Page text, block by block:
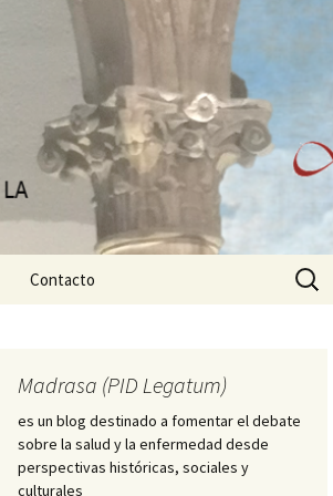
Contacto
Buscar:
Madrasa (PID Legatum)
es un blog destinado a fomentar el debate
sobre la salud y la enfermedad desde
perspectivas históricas, sociales y
culturales